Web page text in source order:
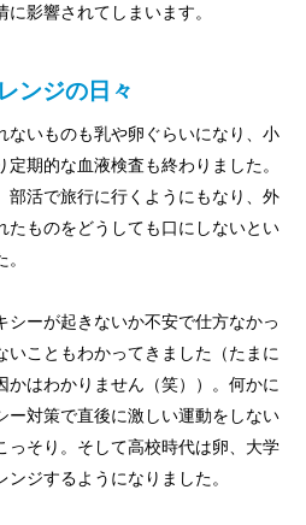
影響されてしまいます。
ンジの日々
ないものも乳や卵ぐらいになり、小
期的な血液検査も終わりました。
部活で旅行に行くようにもなり、外
たものをどうしても口にしないとい
ーが起きないか不安で仕方なかっ
いこともわかってきました（たまに
かはわかりません（笑））。何かに
ー対策で直後に激しい運動をしない
っそり。そして高校時代は卵、大学
ジするようになりました。